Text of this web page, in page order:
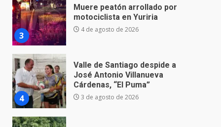
3
Muere peatón arrollado por
motociclista en Yuriria
4 de agosto de 2026
4
Valle de Santiago despide a
José Antonio Villanueva
Cárdenas, “El Puma”
3 de agosto de 2026